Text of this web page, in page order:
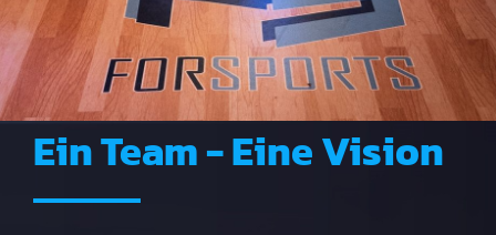
Ein Team - Eine Vision